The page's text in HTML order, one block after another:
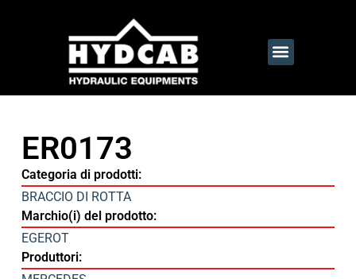
ER0173
Categoria di prodotti:
BRACCIO DI ROTTA
Marchio(i) del prodotto:
EGEROT
Produttori: